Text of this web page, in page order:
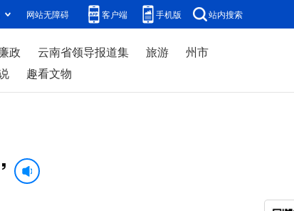
网站无障碍 客户端 手机版 站内搜索
政 云南省领导报道集 旅游
州市
趣看文物